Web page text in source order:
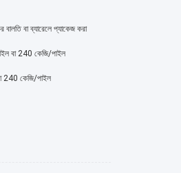
বালতি বা ব্যারেলে প্যাকেজ করা
বা 240 কেজি/পাইল
240 কেজি/পাইল